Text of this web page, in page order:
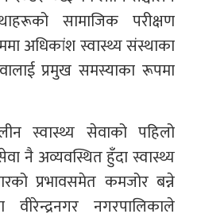
सामाजिक परीक्षण
अधिकांश स्वास्थ्य संस्थाका
प्रमुख समस्याका रूपमा
स्वास्थ्य सेवाको पहिलो
नै अव्यवस्थित हुँदा स्वास्थ्य
प्रभावसमेत कमजोर बन्ने
नगरपालिकाले